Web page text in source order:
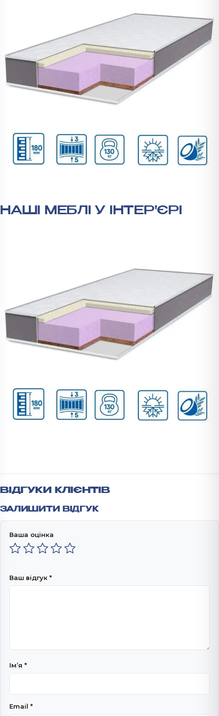
НАШІ МЕБЛІ У ІНТЕР'ЄРІ
ВІДГУКИ КЛІЄНТІВ
ЗАЛИШИТИ ВІДГУК
Ваша оцінка
Ваш відгук *
Імʼя *
Email *